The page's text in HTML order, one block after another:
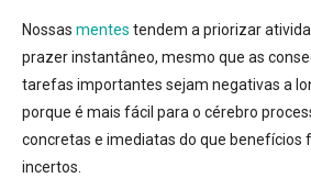
Nossas mentes tendem a priorizar
prazer instantâneo, mesmo que as
tarefas importantes sejam negativas a
porque é mais fácil para o cérebro
concretas e imediatas do que benefícios
incertos.